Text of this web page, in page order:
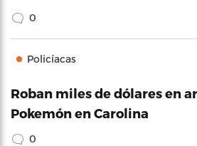
0
Policíacas
Roban miles de dólares en
Pokemón en Carolina
0